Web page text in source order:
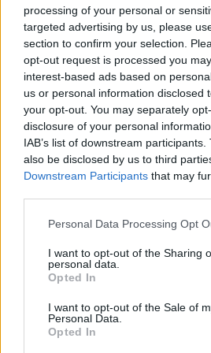
processing of your personal or
targeted advertising by us, please
section to confirm your selection.
opt-out request is processed you
interest-based ads based on
us or personal information disclosed
your opt-out. You may separately
disclosure of your personal
IAB’s list of downstream
also be disclosed by us to third
Downstream Participants that may
Personal Data Processing Opt
I want to opt-out of the Sharing
personal data.
Opted In
I want to opt-out of the Sale of
Personal Data.
Opted In
Υπεύθυνος σε
Επιχειρησιακής
Ο CISO στην Εποχή
Προστασία στη
Από την αποσπασματική
Ο CISO στον κόσμο των
Μεγάλες και μικρές επιχειρήσεις
ολοένα και πιο άγριες και βίαιες
πρόσβασης σε κρίσιμης…
Posted on 19 Ιούλ 2017
Ransomware Vs Wiper:
Cryptolocker στον
εποχή της
του WannaCry και διερωτόμουν αν η
Posted on 19 Ιούλ 2017
Πάντα σε ετοιμότητα..
επαναλαμβάνεται !